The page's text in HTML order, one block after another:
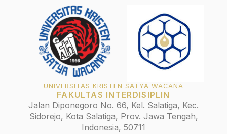
UNIVERSITAS KRISTEN SATYA WACANA
FAKULTAS INTERDISIPLIN
Jalan Diponegoro No. 66, Kel. Salatiga, Kec.
Sidorejo, Kota Salatiga, Prov. Jawa Tengah,
Indonesia, 50711